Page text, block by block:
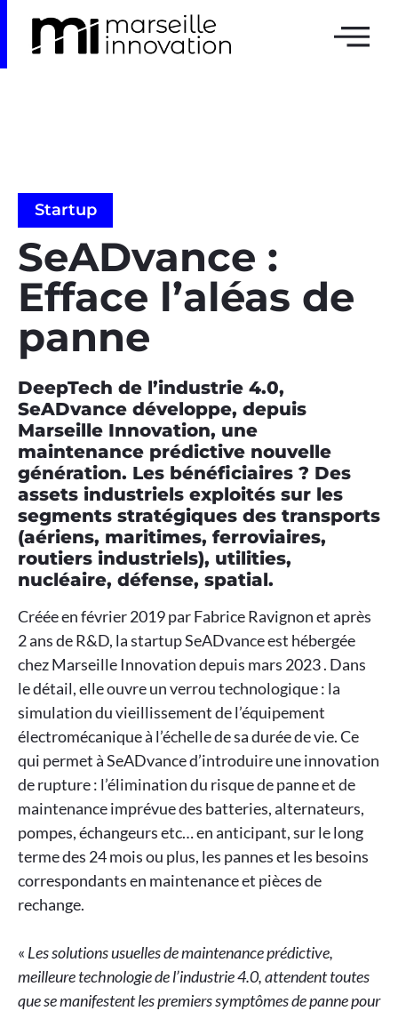
Startup
SeADvance :
Efface l’aléas de
panne
DeepTech de l’industrie 4.0,
SeADvance développe, depuis
Marseille Innovation, une
maintenance prédictive nouvelle
génération. Les bénéficiaires ? Des
assets industriels exploités sur les
segments stratégiques des transports
(aériens, maritimes, ferroviaires,
routiers industriels), utilities,
nucléaire, défense, spatial.
Créée en février 2019 par Fabrice Ravignon et après
2 ans de R&D, la startup SeADvance est hébergée
chez Marseille Innovation depuis mars 2023 . Dans
le détail, elle ouvre un verrou technologique : la
simulation du vieillissement de l’équipement
électromécanique à l’échelle de sa durée de vie. Ce
qui permet à SeADvance d’introduire une innovation
de rupture : l’élimination du risque de panne et de
maintenance imprévue des batteries, alternateurs,
pompes, échangeurs etc… en anticipant, sur le long
terme des 24 mois ou plus, les pannes et les besoins
correspondants en maintenance et pièces de
rechange.
« Les solutions usuelles de maintenance prédictive,
meilleure technologie de l’industrie 4.0, attendent toutes
que se manifestent les premiers symptômes de panne pour